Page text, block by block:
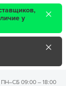
×
у
×
ПН–CБ 09:00 – 18:00